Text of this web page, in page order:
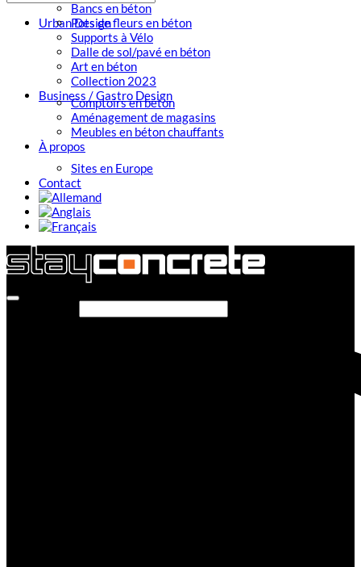
Urban Design
Bancs en béton
Pots de fleurs en béton
Supports à Vélo
Dalle de sol/pavé en béton
Art en béton
Collection 2023
Business / Gastro Design
Comptoirs en béton
Aménagement de magasins
Meubles en béton chauffants
À propos
Sites en Europe
Contact